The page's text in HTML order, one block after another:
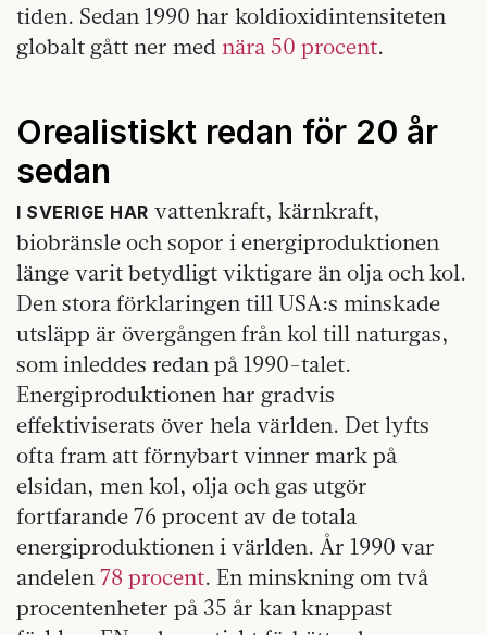
tiden. Sedan 1990 har koldioxidintensiteten
globalt gått ner med nära 50 procent.
Orealistiskt redan för 20 år
sedan
I SVERIGE HAR vattenkraft, kärnkraft,
biobränsle och sopor i energiproduktionen
länge varit betydligt viktigare än olja och kol.
Den stora förklaringen till USA:s minskade
utsläpp är övergången från kol till naturgas,
som inleddes redan på 1990-talet.
Energiproduktionen har gradvis
effektiviserats över hela världen. Det lyfts
ofta fram att förnybart vinner mark på
elsidan, men kol, olja och gas utgör
fortfarande 76 procent av de totala
energiproduktionen i världen. År 1990 var
andelen 78 procent. En minskning om två
procentenheter på 35 år kan knappast